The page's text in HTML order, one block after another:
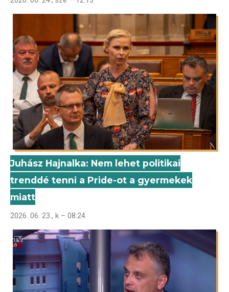
Juhász Hajnalka: Nem lehet politikai
trenddé tenni a Pride-ot a gyermekek
miatt
2026. 06. 23., k – 08:24